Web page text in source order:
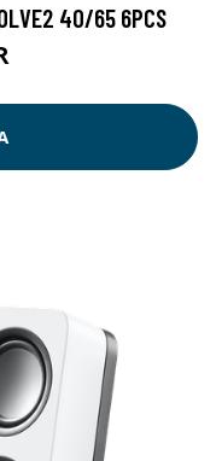
40/65 6PCS